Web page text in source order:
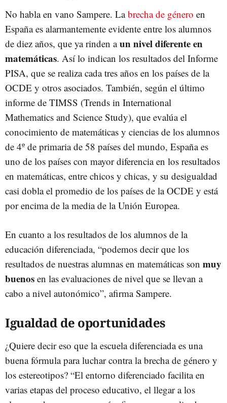
No habla en vano Sampere. Labrecha de género en
España es alarmantemente evidente entre los alumnos
de diez años, que ya rinden aun nivel diferente en
matemáticas. Así lo indican los resultados del Informe
PISA, que se realiza cada tres años en los países de la
OCDE y otros asociados. También, según el último
informe de TIMSS (Trends in International
Mathematics and Science Study), que evalúa el
conocimiento de matemáticas y ciencias de los alumnos
de 4º de primaria de 58 países del mundo, España es
uno de los países con mayor diferencia en los resultados
en matemáticas, entre chicos y chicas, y su desigualdad
casi dobla el promedio de los países de la OCDE y está
por encima de la media de la Unión Europea.
En cuanto a los resultados de los alumnos de la
educación diferenciada, “podemos decir que los
resultados de nuestras alumnas en matemáticas son muy
buenos en las evaluaciones de nivel que se llevan a
cabo a nivel autonómico”, afirma Sampere.
Igualdad de oportunidades
¿Quiere decir eso que la escuela diferenciada es una
buena fórmula para luchar contra la brecha de género y
los estereotipos? “El entorno diferenciado facilita en
varias etapas del proceso educativo, el llegar a los